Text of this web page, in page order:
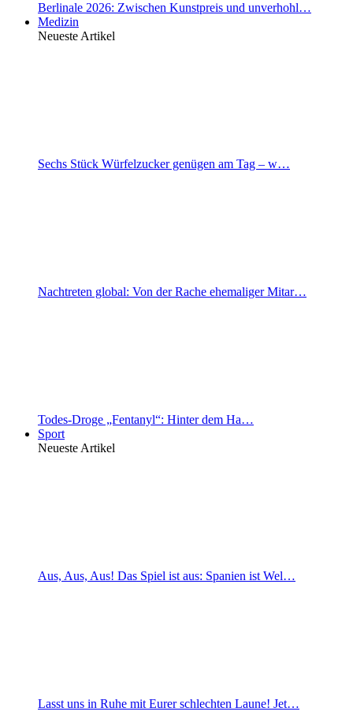
Berlinale 2026: Zwischen Kunstpreis und unverhohl…
Medizin
Neueste Artikel
Sechs Stück Würfelzucker genügen am Tag – w…
Nachtreten global: Von der Rache ehemaliger Mitar…
Todes-Droge „Fentanyl“: Hinter dem Ha…
Sport
Neueste Artikel
Aus, Aus, Aus! Das Spiel ist aus: Spanien ist Wel…
Lasst uns in Ruhe mit Eurer schlechten Laune! Jet…